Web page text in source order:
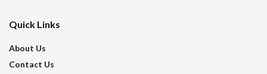
Quick Links
About Us
Contact Us